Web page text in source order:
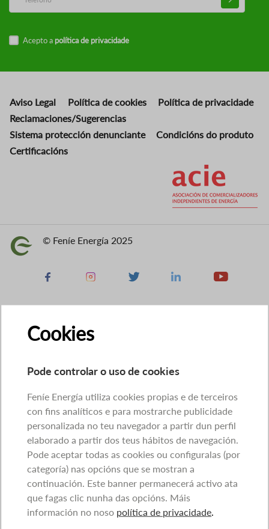
Acepto a política de privacidade
Aviso Legal Política de cookies
Política de privacidade
Reclamaciones/Sugerencias
Sistema protección denunciante
Condicións do produto
Certificacións
Imaxe © Feníe Energía 2025
Facebook Instagram X Linkedin Youtube
Cookies
Pode controlar o uso de cookies
Feníe Energía utiliza cookies propias e de terceiros
con fins analíticos e para mostrarche publicidade
personalizada no teu navegador a partir dun perfil
elaborado a partir dos teus hábitos de navegación.
Pode aceptar todas as cookies ou configuralas (por
categoría) nas opcións que se mostran a
continuación. Este banner permanecerá activo ata
que fagas clic nunha das opcións. Máis
información no noso política de privacidade.